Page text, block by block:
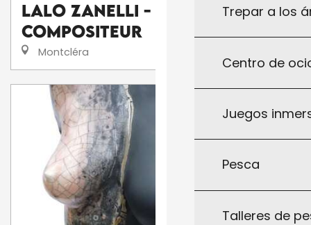
Trepar a los
Centro de
Juegos
Pesca
Talleres de
Lalo Zanelli - Pianiste
compositeur
Montcléra